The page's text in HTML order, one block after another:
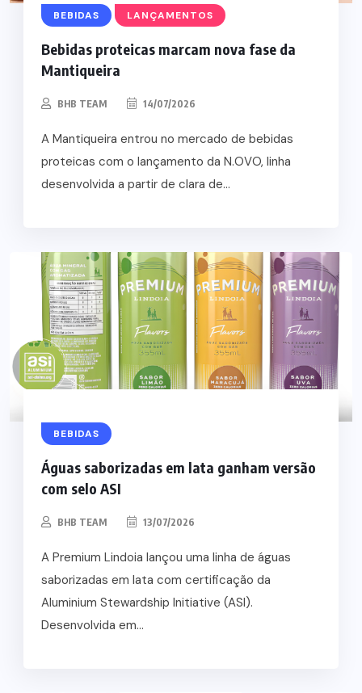
BEBIDAS LANÇAMENTOS
Bebidas proteicas marcam nova fase da
Mantiqueira
BHB TEAM 14/07/2026
A Mantiqueira entrou no mercado de bebidas
proteicas com o lançamento da N.OVO, linha
desenvolvida a partir de clara de...
BEBIDAS
Águas saborizadas em lata ganham versão
com selo ASI
BHB TEAM 13/07/2026
A Premium Lindoia lançou uma linha de águas
saborizadas em lata com certificação da
Aluminium Stewardship Initiative (ASI).
Desenvolvida em...